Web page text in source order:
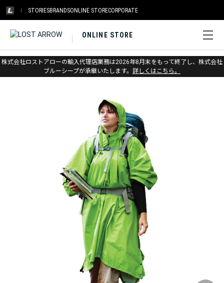
STORIESBRANDSONLINE STORECORPORATE
ONLINE STORE
株式会社ロストアローの輸入代理店業務は2026年8月末をもって終了し、株式会社
ブルーシープが承継いたします。 詳しくはこちら。
ホーム > アウトレット > その他ギア